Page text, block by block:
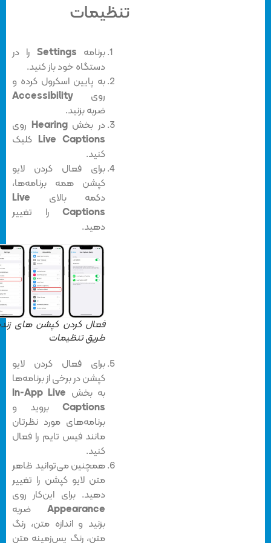
تنظیمات
برنامهSettingsرا در
دستگاه خود باز کنید.
به پایین اسکرول کرده و
روی Accessibility
ضربه بزنید.
در بخشHearingروی
Live Captions کلیک
کنید.
برای فعال کردن لایو
کپشن همه برنامه‌ها،
دکمه بالای
Captionsرا تغییر
دهید.
فعال کردن کپشن های زنده از
طریق تنظیمات
برای فعال کردن لایو
کپشن در برخی از برنامه‌ها
به بخشIn-App Live
Captionsبروید و
برنامه‌های مورد نظرتان
مانند فیس تایم را فعال
کنید.
همچنین می‌توانید ظاهر
متن لایو کپشن را تغییر
دهید. برای این‌کار روی
Appearanceضربه
بزنید و اندازه متن، رنگ
متن، رنگ پس‌زمینه متن